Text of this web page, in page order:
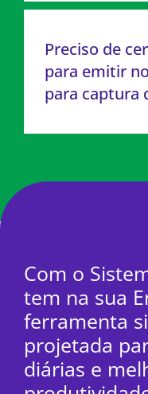
Preciso de
para emitir
para captura
Com o
tem na sua
ferramenta
projetada
diárias e